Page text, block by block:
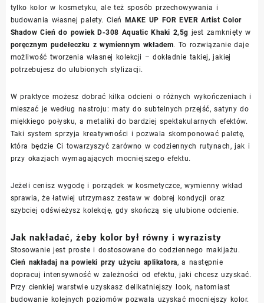
tylko kolor w kosmetyku, ale też sposób przechowywania i
budowania własnej palety. Cień
MAKE UP FOR EVER Artist Color
Shadow Cień do powiek D-308 Aquatic Khaki 2,5g jest zamknięty w
poręcznym pudełeczku z wymiennym wkładem. To rozwiązanie daje
możliwość tworzenia własnej kolekcji – dokładnie takiej, jakiej
potrzebujesz do ulubionych stylizacji.
W praktyce możesz dobrać kilka odcieni o różnych wykończeniach i
mieszać je według nastroju: maty do subtelnych przejść, satyny do
miękkiego połysku, a metaliki do bardziej spektakularnych efektów.
Taki system sprzyja kreatywności i pozwala skomponować paletę,
która będzie Ci towarzyszyć zarówno w codziennych rutynach, jak i
przy okazjach wymagających mocniejszego efektu.
Jeżeli cenisz wygodę i porządek w kosmetyczce, wymienny wkład
sprawia, że łatwiej utrzymasz zestaw w dobrej kondycji oraz
szybciej odświeżysz kolekcję, gdy skończą się ulubione odcienie.
Jak nakładać, żeby kolor był równy i wyrazisty
Stosowanie jest proste i dostosowane do codziennego makijażu.
Cień nakładaj na powieki przy użyciu aplikatora, a następnie
dopracuj intensywność w zależności od efektu, jaki chcesz uzyskać.
Przy cienkiej warstwie uzyskasz delikatniejszy look, natomiast
budowanie kolejnych poziomów pozwala uzyskać mocniejszy kolor.